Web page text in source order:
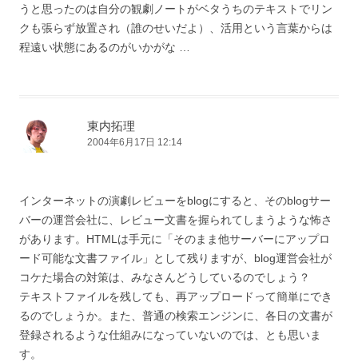
うと思ったのは自分の観劇ノートがベタうちのテキストでリン
クも張らず放置され（誰のせいだよ）、活用という言葉からは
程遠い状態にあるのがいかがな …
東内拓理
2004年6月17日 12:14
インターネットの演劇レビューをblogにすると、そのblogサー
バーの運営会社に、レビュー文書を握られてしまうような怖さ
があります。HTMLは手元に「そのまま他サーバーにアップロ
ード可能な文書ファイル」として残りますが、blog運営会社が
コケた場合の対策は、みなさんどうしているのでしょう？
テキストファイルを残しても、再アップロードって簡単にでき
るのでしょうか。また、普通の検索エンジンに、各日の文書が
登録されるような仕組みになっていないのでは、とも思いま
す。